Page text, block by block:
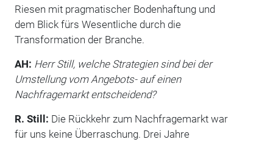
Riesen mit pragmatischer Bodenhaftung und
dem Blick fürs Wesentliche durch die
Transformation der Branche.
AH: Herr Still, welche Strategien sind bei der
Umstellung vom Angebots- auf einen
Nachfragemarkt entscheidend?
R. Still: Die Rückkehr zum Nachfragemarkt war
für uns keine Überraschung. Drei Jahre